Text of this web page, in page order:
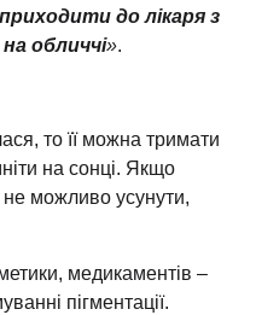
до лікаря з
обличчі».
то її можна тримати
на сонці. Якщо
не можливо усунути,
медикаментів –
пігментації.